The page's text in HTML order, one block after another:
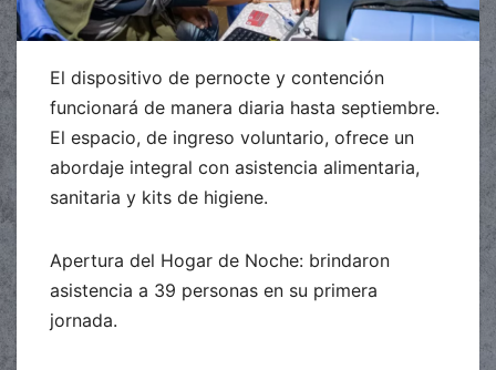
El dispositivo de pernocte y contención
funcionará de manera diaria hasta septiembre.
El espacio, de ingreso voluntario, ofrece un
abordaje integral con asistencia alimentaria,
sanitaria y kits de higiene.
Apertura del Hogar de Noche: brindaron
asistencia a 39 personas en su primera
jornada.